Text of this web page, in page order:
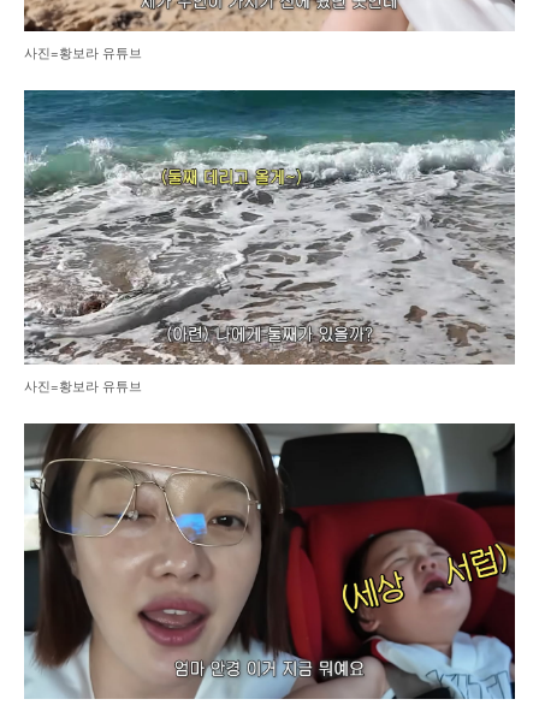
사진=황보라 유튜브
사진=황보라 유튜브